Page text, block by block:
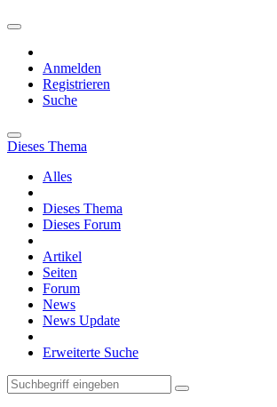
Anmelden
Registrieren
Suche
Dieses Thema
Alles
Dieses Thema
Dieses Forum
Artikel
Seiten
Forum
News
News Update
Erweiterte Suche